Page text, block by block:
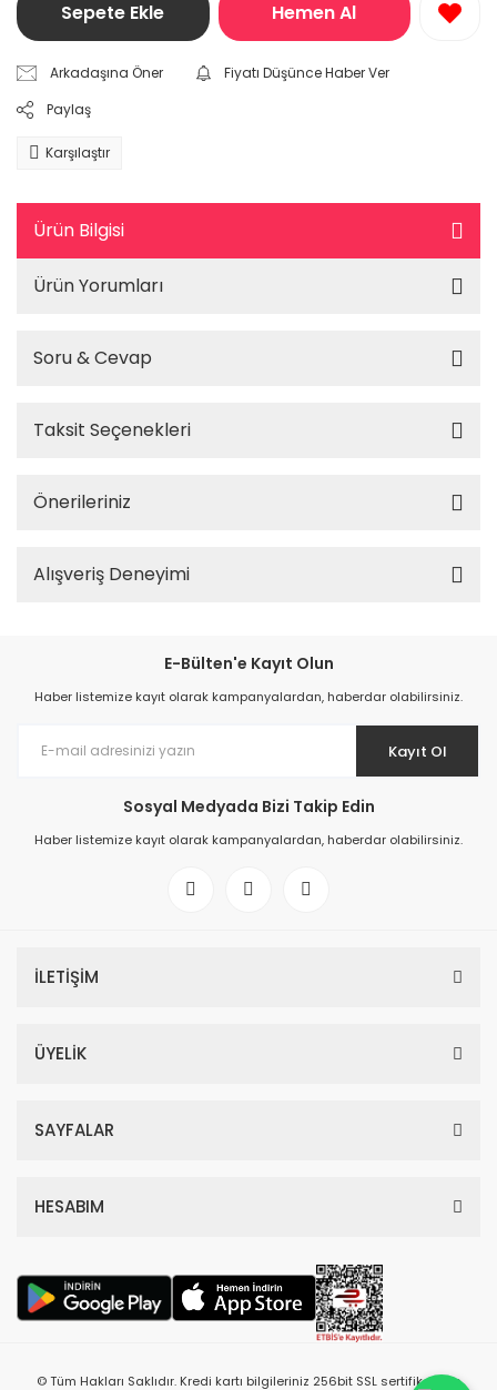
Sepete Ekle Hemen Al
Arkadaşına Öner
Fiyatı Düşünce Haber Ver
Paylaş
Karşılaştır
Ürün Bilgisi
Ürün Yorumları
Soru & Cevap
Taksit Seçenekleri
Önerileriniz
Alışveriş Deneyimi
E-Bülten'e Kayıt Olun
Haber listemize kayıt olarak kampanyalardan, haberdar olabilirsiniz.
Kayıt Ol
Sosyal Medyada Bizi Takip Edin
Haber listemize kayıt olarak kampanyalardan, haberdar olabilirsiniz.
İLETİŞİM
ÜYELİK
SAYFALAR
HESABIM
© Tüm Hakları Saklıdır. Kredi kartı bilgileriniz 256bit SSL sertifikası ile